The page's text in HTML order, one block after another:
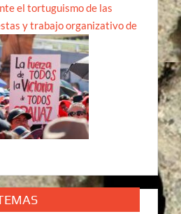
el tortuguismo de las
y trabajo organizativo de